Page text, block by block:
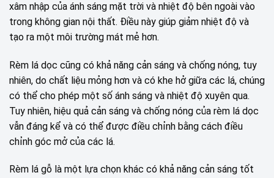
xâm nhập của ánh sáng mặt trời và nhiệt độ bên ngoài vào
trong không gian nội thất. Điều này giúp giảm nhiệt độ và
tạo ra một môi trường mát mẻ hơn.
Rèm lá dọc cũng có khả năng cản sáng và chống nóng, tuy
nhiên, do chất liệu mỏng hơn và có khe hở giữa các lá, chúng
có thể cho phép một số ánh sáng và nhiệt độ xuyên qua.
Tuy nhiên, hiệu quả cản sáng và chống nóng của rèm lá dọc
vẫn đáng kể và có thể được điều chỉnh bằng cách điều
chỉnh góc mở của các lá.
Rèm lá gỗ là một lựa chọn khác có khả năng cản sáng tốt